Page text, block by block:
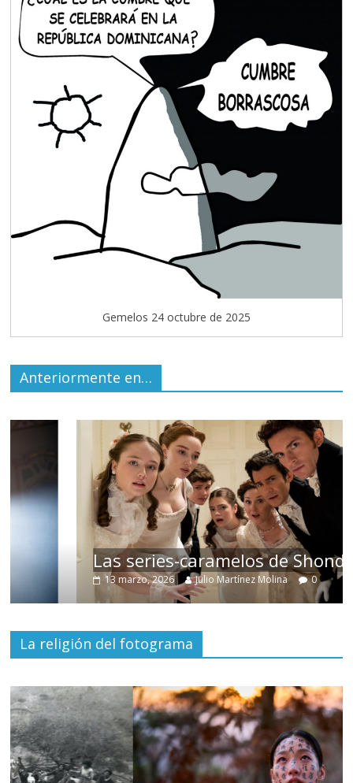
Gemelos 24 octubre de 2025
Anteriormente en…
Las series-caramelos de Shondaland
13 marzo, 2026 Julio Martínez Molina 0
La religión del fotograma